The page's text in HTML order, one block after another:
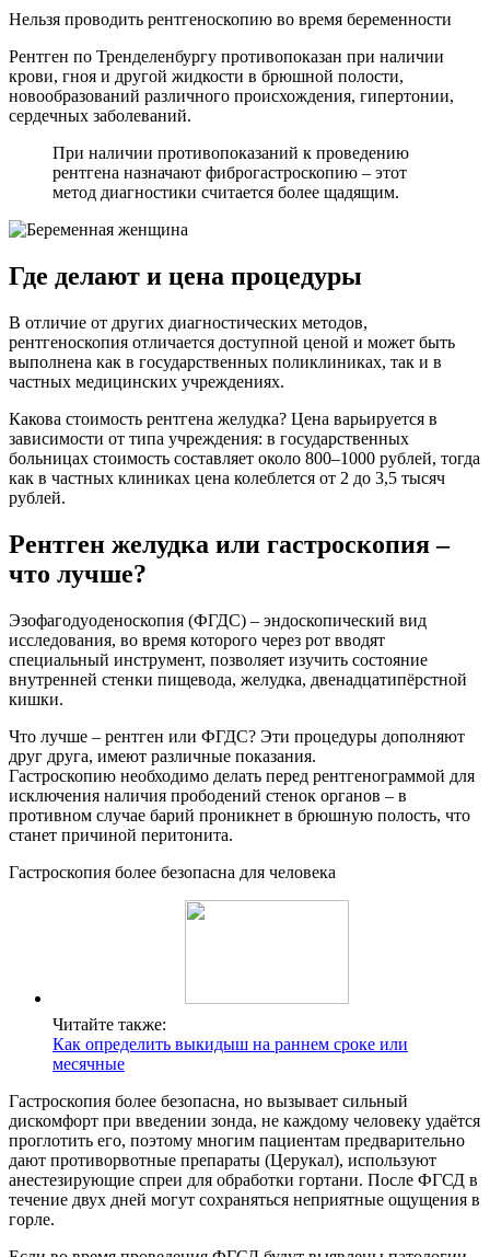
Нельзя проводить рентгеноскопию во время беременности
Рентген по Тренделенбургу противопоказан при наличии
крови, гноя и другой жидкости в брюшной полости,
новообразований различного происхождения, гипертонии,
сердечных заболеваний.
При наличии противопоказаний к проведению
рентгена назначают фиброгастроскопию – этот
метод диагностики считается более щадящим.
Где делают и цена процедуры
В отличие от других диагностических методов,
рентгеноскопия отличается доступной ценой и может быть
выполнена как в государственных поликлиниках, так и в
частных медицинских учреждениях.
Какова стоимость рентгена желудка? Цена варьируется в
зависимости от типа учреждения: в государственных
больницах стоимость составляет около 800–1000 рублей, тогда
как в частных клиниках цена колеблется от 2 до 3,5 тысяч
рублей.
Рентген желудка или гастроскопия –
что лучше?
Эзофагодуоденоскопия (ФГДС) – эндоскопический вид
исследования, во время которого через рот вводят
специальный инструмент, позволяет изучить состояние
внутренней стенки пищевода, желудка, двенадцатипёрстной
кишки.
Что лучше – рентген или ФГДС? Эти процедуры дополняют
друг друга, имеют различные показания.
Гастроскопию необходимо делать перед рентгенограммой для
исключения наличия прободений стенок органов – в
противном случае барий проникнет в брюшную полость, что
станет причиной перитонита.
Гастроскопия более безопасна для человека
Читайте также:
Как определить выкидыш на раннем сроке или
месячные
Гастроскопия более безопасна, но вызывает сильный
дискомфорт при введении зонда, не каждому человеку удаётся
проглотить его, поэтому многим пациентам предварительно
дают противорвотные препараты (Церукал), используют
анестезирующие спреи для обработки гортани. После ФГСД в
течение двух дней могут сохраняться неприятные ощущения в
горле.